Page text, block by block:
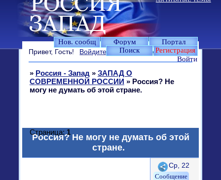
Нов. сообщ Форум
Портал
Поиск
Регистрация
Войти
Привет, Гость! Войдите илизарегистрируйтесь.
» Россия - Запад » ЗАПАД О
СОВРЕМЕННОЙ РОССИИ » Россия? Не
могу не думать об этой стране.
Россия? Не могу не думать об этой
стране.
Страница: 1
Поделиться
Ср, 22